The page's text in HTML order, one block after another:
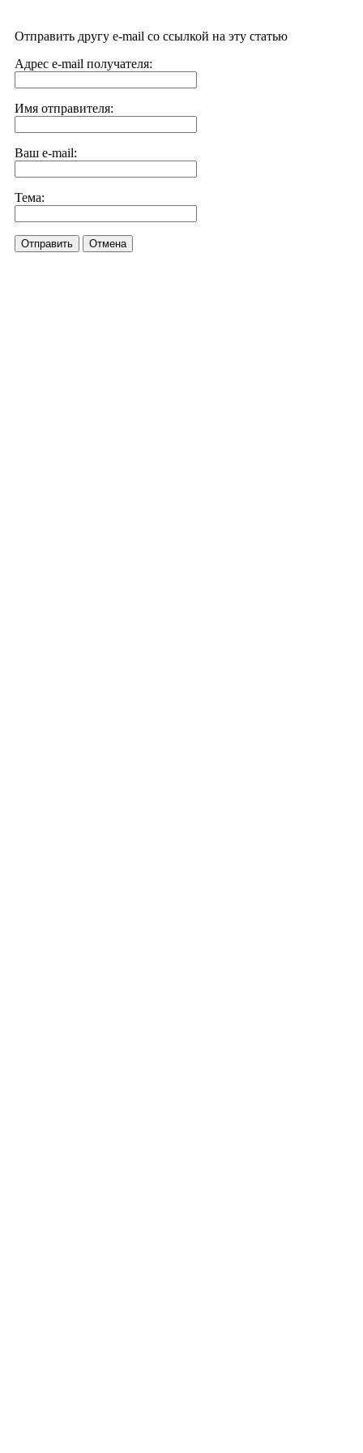
Отправить другу e-mail со ссылкой на эту статью
Адрес e-mail получателя:
Имя отправителя:
Ваш e-mail:
Тема:
Отправить Отмена